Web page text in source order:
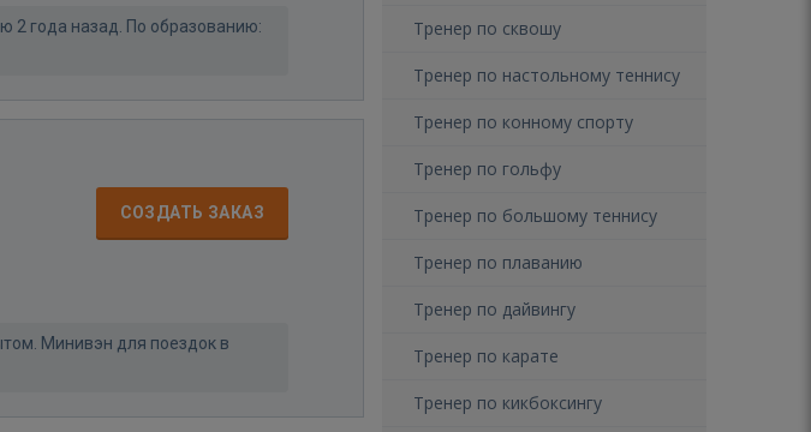
2 года назад. По образованию:
СОЗДАТЬ ЗАКАЗ
Минивэн для поездок в
Тренер по сквошу
Тренер по настольному теннису
Тренер по конному спорту
Тренер по гольфу
Тренер по большому теннису
Тренер по плаванию
Тренер по дайвингу
Тренер по карате
Тренер по кикбоксингу